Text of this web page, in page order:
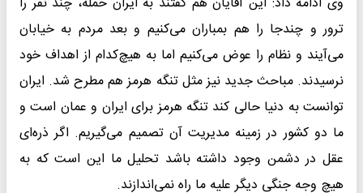
ترور و چندجا را هم بمباران می‌کنیم و بعد مردم به خیابان
می‌آیند و نظام را عوض می‌کنیم اما به هیچ‌کدام از اهداف خود
نرسیدند. مباحث جدید نیز مثل تنگه هرمز هم مطرح شد. ایران
توانست به دنیا حالی کند تنگه هرمز برای ایران و عمان است و
ما دو کشور در زمینه مدیریت آن تصمیم می‌گیریم. اگر ذره‌ای
عقل در دشمن وجود داشته باشد تحلیل ما این است که به
هیچ وجه جنگی دیگر علیه ما راه نمی‌اندازند.